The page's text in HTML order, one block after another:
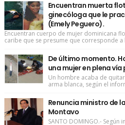
Encuentran muerta
ginecóloga que le
(Emely Peguero).
Encuentran cuerpo de mujer dominicana
caribe que se presume que corresponde a
De último momento.
una mujer en plena
Un hombre acaba de
arma blanca, según el
Renuncia ministro de
Montavo
SANTO DOMINGO.-